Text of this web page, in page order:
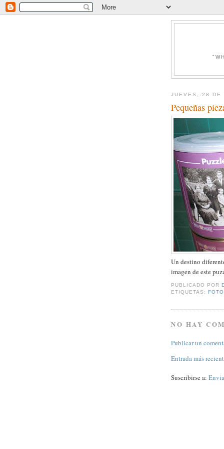
JUEVES, 28 DE
Pequeñas
Un destino
imagen de este
PUBLICADO POR
ETIQUETAS:
NO HAY
Publicar un
Entrada más
Suscribirse a: